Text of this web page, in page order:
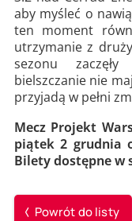
aby myśleć o
ten moment
utrzymanie z
sezonu
bielszczanie nie
przyjadą w pełni
Mecz Projekt
piątek 2 grudnia
Bilety dostępne w
Powrót do listy